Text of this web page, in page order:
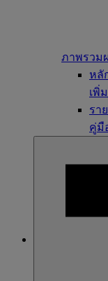
ภาพรว
หลั
เพิ่
รา
คู่มื